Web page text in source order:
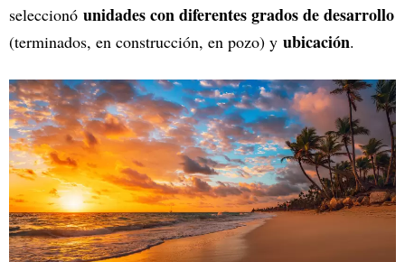
seleccionó unidades con diferentes grados de desarrollo
(terminados, en construcción, en pozo) y ubicación.